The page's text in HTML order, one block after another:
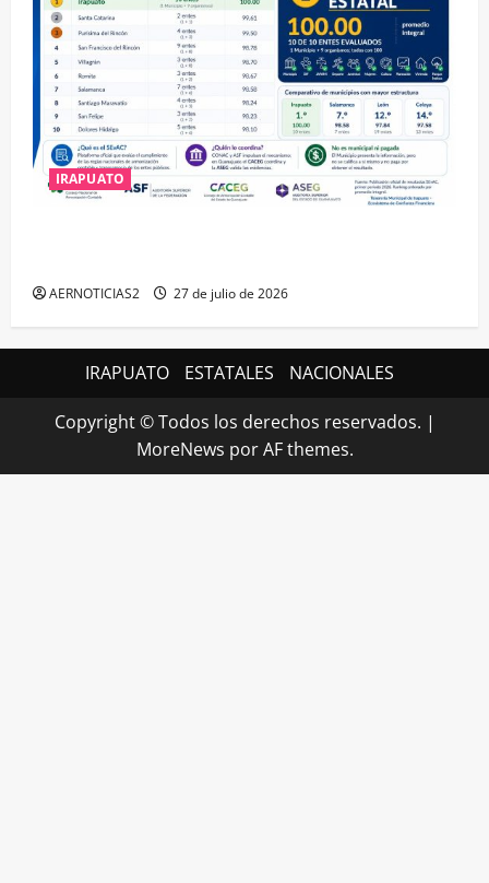
IRAPUATO
AERNOTICIAS2 27 de julio de 2026
IRAPUATO ESTATALES NACIONALES
Copyright © Todos los derechos reservados. |
MoreNews por AF themes.